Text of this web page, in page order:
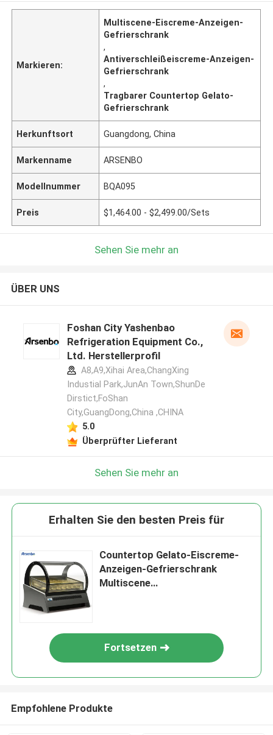
Markieren:
Multiscene-Eiscreme-Anzeigen-
Gefrierschrank
,
Antiverschleißeiscreme-Anzeigen-
Gefrierschrank
,
Tragbarer Countertop Gelato-
Gefrierschrank
Herkunftsort Guangdong, China
Markenname ARSENBO
Modellnummer BQA095
Preis $1,464.00 - $2,499.00/Sets
Sehen Sie mehr an
ÜBER UNS
Foshan City Yashenbao
Refrigeration Equipment Co.,
Ltd. Herstellerprofil
A8,A9,Xihai Area,ChangXing
Industial Park,JunAn Town,ShunDe
Dirstict,FoShan
City,GuangDong,China ,CHINA
5.0
Überprüfter Lieferant
Sehen Sie mehr an
Erhalten Sie den besten Preis für
Countertop Gelato-Eiscreme-
Anzeigen-Gefrierschrank
Multiscene
Fortsetzen
Empfohlene Produkte